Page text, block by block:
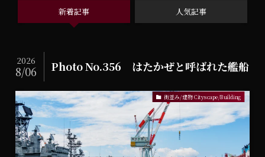
新着記事 人気記事
Photo No.356 はたかぜと呼ばれた艦船
2026
8/06
街並み/建物 Cityscape/Building